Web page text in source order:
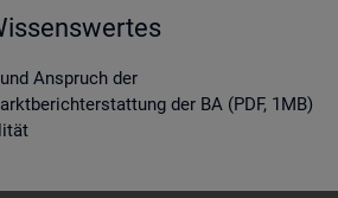
Anspruch der
der BA (PDF, 1MB)